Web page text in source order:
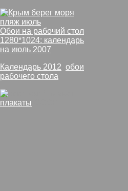
Обои на рабочий стол
1280*1024: календарь
на июль 2007
Календарь 2012 обои
рабочего стола
плакаты